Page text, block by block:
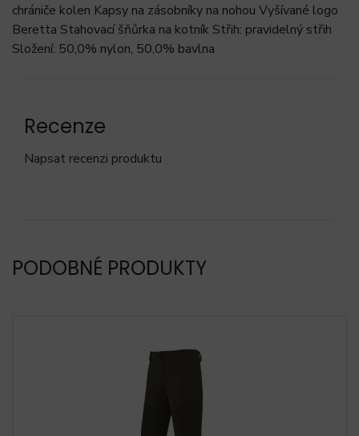
chrániče kolen Kapsy na zásobníky na nohou Vyšívané logo
Beretta Stahovací šňůrka na kotník Střih: pravidelný střih
Složení: 50,0% nylon, 50,0% bavlna
Recenze
Napsat recenzi produktu
PODOBNÉ PRODUKTY